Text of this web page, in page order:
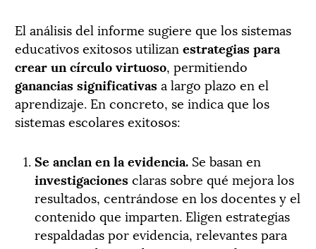
El análisis del informe sugiere que los sistemas
educativos exitosos utilizan estrategias para
crear un círculo virtuoso, permitiendo
ganancias significativasa largo plazo en el
aprendizaje. En concreto, se indica que los
sistemas escolares exitosos:
Se anclan en la evidencia. Se basan ​​en
investigacionesclaras sobre qué mejora los
resultados, centrándose en los docentes y el
contenido que imparten. Eligen estrategias
respaldadas por evidencia, relevantes para